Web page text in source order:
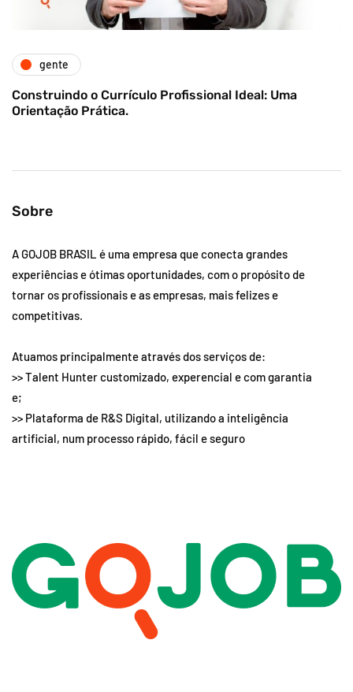
gente
Construindo o Currículo Profissional Ideal: Uma
Orientação Prática.
Sobre
A GOJOB BRASIL é uma empresa que conecta grandes
experiências e ótimas oportunidades, com o propósito de
tornar os profissionais e as empresas, mais felizes e
competitivas.
Atuamos principalmente através dos serviços de:
>> Talent Hunter customizado, experencial e com garantia
e;
>> Plataforma de R&S Digital, utilizando a inteligência
artificial, num processo rápido, fácil e seguro